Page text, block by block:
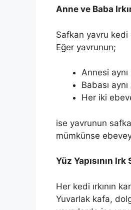
Anne ve Baba
Safkan yavru
Eğer yavrunun;
Annesi aynı
Babası aynı
Her iki
ise yavrunun
mümkünse
Yüz Yapısının
Her kedi ırkının
Yuvarlak kafa,